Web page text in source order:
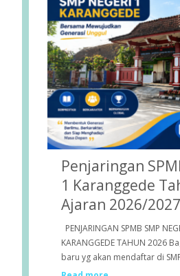
Penjaringan
1 Karanggede
Ajaran 2026/2027
PENJARINGAN SPMB SMP
KARANGGEDE TAHUN 2026
baru yg akan mendaftar di